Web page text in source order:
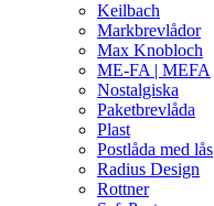
Keilbach
Markbrevlådor
Max Knobloch
ME-FA | MEFA
Nostalgiska
Paketbrevlåda
Plast
Postlåda med lås
Radius Design
Rottner